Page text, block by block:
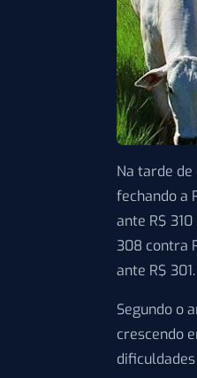
Na tarde
fechando a
ante R$
308 contra
ante R$
Segundo o
crescendo